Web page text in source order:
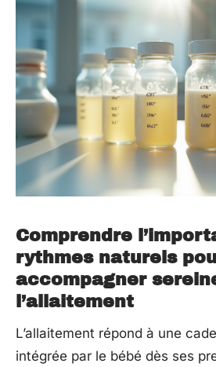
Comprendre
rythmes naturels
accompagner
l’allaitement
L’allaitement répond à une
intégrée par le bébé dès ses